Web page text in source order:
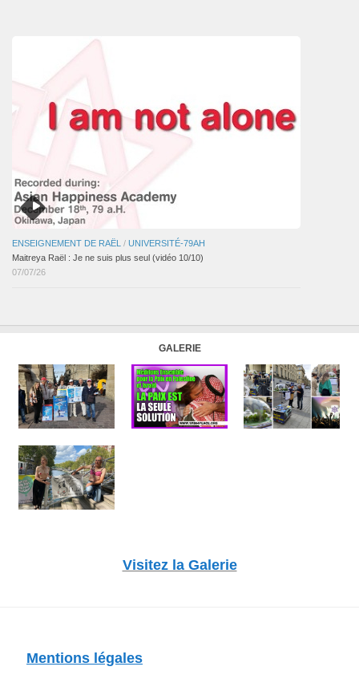
ENSEIGNEMENT DE RAËL / UNIVERSITÉ-79AH
Maitreya Raël : Je ne suis plus seul (vidéo 10/10)
07/07/26
GALERIE
Visitez la Galerie
Mentions légales